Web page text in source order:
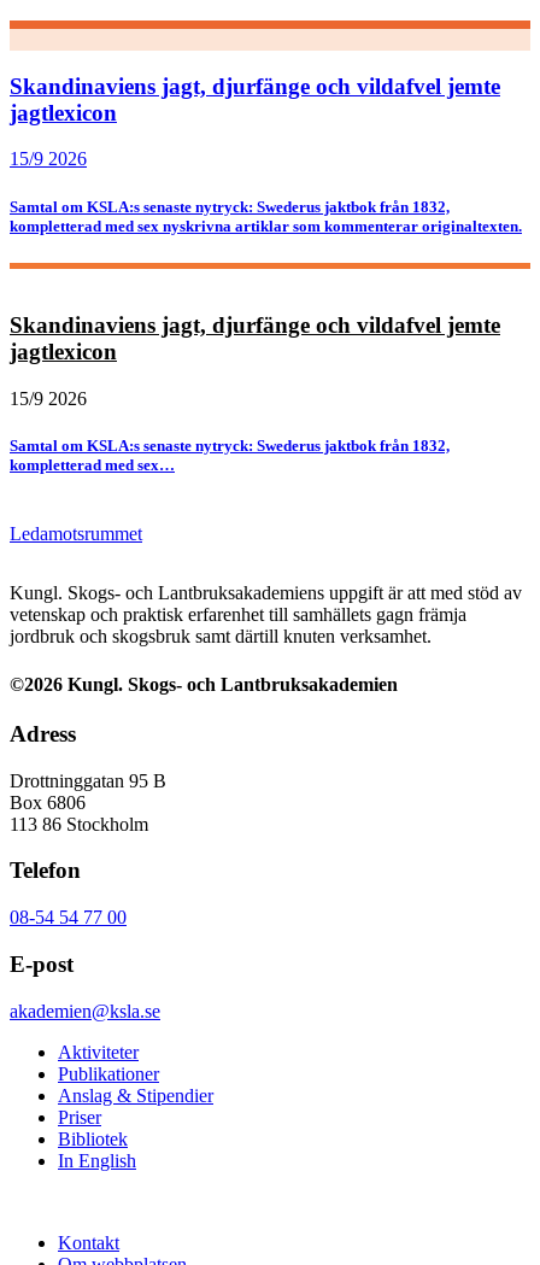
Skandinaviens jagt, djurfänge och vildafvel jemte
jagtlexicon
15/9 2026
Samtal om KSLA:s senaste nytryck: Swederus jaktbok från 1832,
kompletterad med sex nyskrivna artiklar som kommenterar originaltexten.
Skandinaviens jagt, djurfänge och vildafvel jemte
jagtlexicon
15/9 2026
Samtal om KSLA:s senaste nytryck: Swederus jaktbok från 1832,
kompletterad med sex…
Ledamotsrummet
Kungl. Skogs- och Lantbruksakademiens uppgift är att med stöd av
vetenskap och praktisk erfarenhet till samhällets gagn främja
jordbruk och skogsbruk samt därtill knuten verksamhet.
©2026 Kungl. Skogs- och Lantbruksakademien
Adress
Drottninggatan 95 B
Box 6806
113 86 Stockholm
Telefon
08-54 54 77 00
E-post
akademien@ksla.se
Aktiviteter
Publikationer
Anslag & Stipendier
Priser
Bibliotek
In English
Kontakt